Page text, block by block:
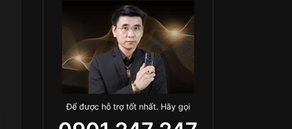
Để được hỗ trợ tốt nhất. Hãy gọi